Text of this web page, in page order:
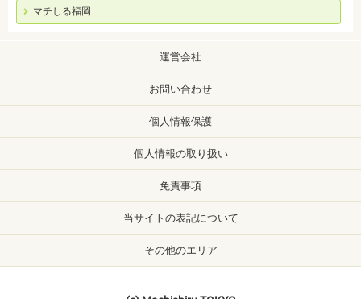
マチしる福岡
運営会社
お問い合わせ
個人情報保護
個人情報の取り扱い
免責事項
当サイトの表記について
その他のエリア